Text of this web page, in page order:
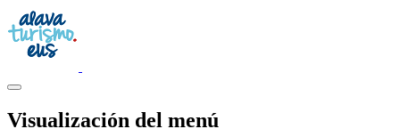
Visualización del menú